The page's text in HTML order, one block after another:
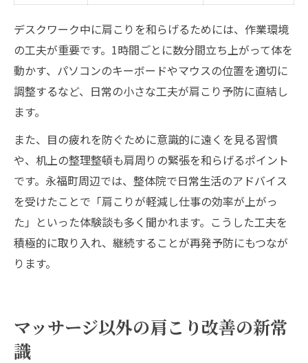
デスクワーク中に肩こりを和らげるためには、作業環境
の工夫が重要です。1時間ごとに数分間立ち上がって体を
動かす、パソコンのキーボードやマウスの位置を適切に
調整するなど、日常の小さな工夫が肩こり予防に直結し
ます。
また、目の疲れを防ぐために意識的に遠くを見る習慣
や、机上の整理整頓も肩周りの緊張を和らげるポイント
です。永福町周辺では、整体院で日常生活のアドバイス
を受けたことで「肩こりが軽減し仕事の効率が上がっ
た」といった体験談も多く聞かれます。こうした工夫を
積極的に取り入れ、継続することが再発予防にもつなが
ります。
マッサージ以外の肩こり改善の新常
識